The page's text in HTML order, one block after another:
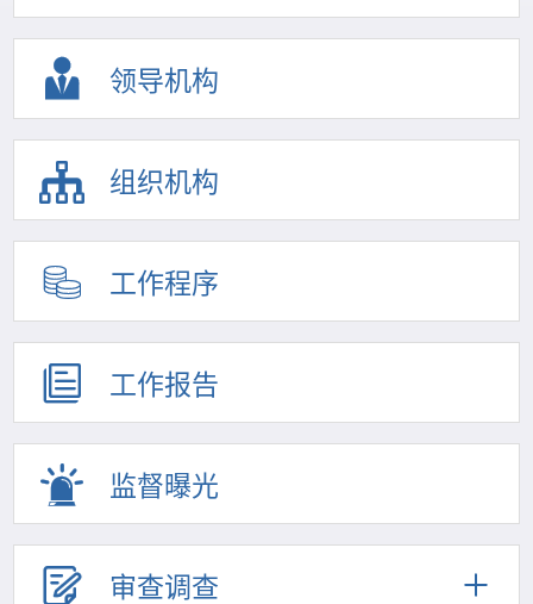
领导机构
组织机构
工作程序
工作报告
监督曝光
审查调查